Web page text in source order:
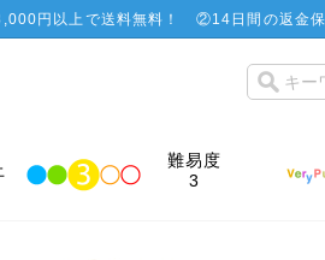
円以上で送料無料！ ②14日間の返金
難易度
3